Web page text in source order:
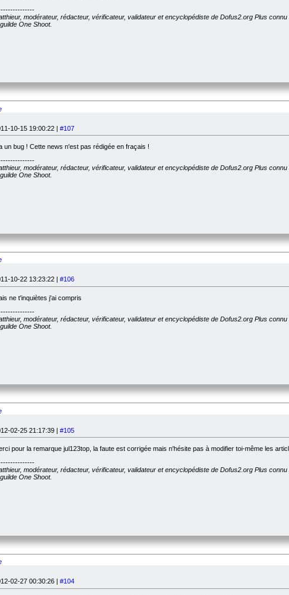
modérateur, rédacteur, vérificateur, validateur et encyclopédiste de Dofus2.org Plus
One Shoot.
10-15 19:00:22 | #107
un bug ! Cette news n'est pas rédigée en fraçais !
modérateur, rédacteur, vérificateur, validateur et encyclopédiste de Dofus2.org Plus
One Shoot.
10-22 13:23:22 | #106
ne t'inquiètes j'ai compris
modérateur, rédacteur, vérificateur, validateur et encyclopédiste de Dofus2.org Plus
One Shoot.
02-25 21:17:39 | #105
pour la remarque jul123top, la faute est corrigée mais n'hésite pas à modifier toi-même les
modérateur, rédacteur, vérificateur, validateur et encyclopédiste de Dofus2.org Plus
One Shoot.
02-27 00:30:26 | #104